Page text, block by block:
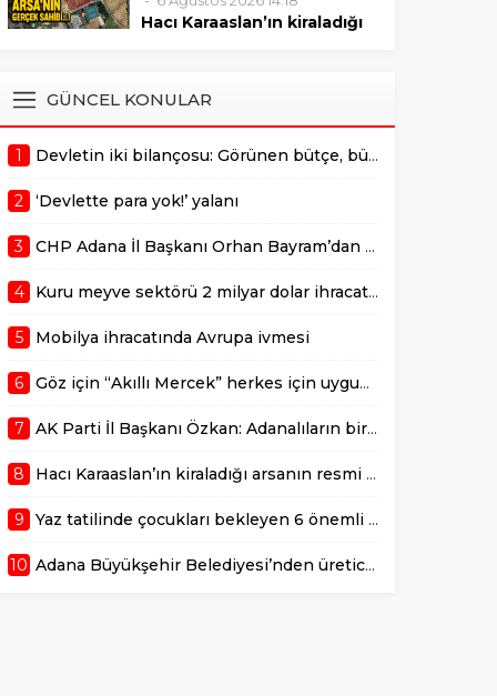
sonrasında verilmelidir."
Mustafa Özkan, Çukurova’da
dair usulsüzlük şüphelerini
gündeme taşıdı. Özkan,
sürecin takipçisi olduklarını
Hacı Karaaslan’ın kiraladığı
ADANA –
geçtiğimiz günlerde
Adana Büyükşehir
bölgesindeki yaklaşık 7,5
kiralanmasına ilişkin yeni
söz konusu...
GÜNCEL KONULAR
1 Devletin iki bilançosu: Görünen bütçe, bütçe dışı riskler ve hazineyi bekleyen yük
2 ‘Devlette para yok!’ yalanı
3 CHP Adana İl Başkanı Orhan Bayram’dan AK Parti İl Başkanı Mustafa Özkan’a cevap!
4 Kuru meyve sektörü 2 milyar dolar ihracat hedefi için Ankara’dan destek istedi
5 Mobilya ihracatında Avrupa ivmesi
6 Göz için “Akıllı Mercek” herkes için uygun mu?
7 AK Parti İl Başkanı Özkan: Adanalıların bir metrekare malını kimseye yedirmeyiz!
8 Hacı Karaaslan’ın kiraladığı arsanın resmi kiracısı bakın kim çıktı!
9 Yaz tatilinde çocukları bekleyen 6 önemli sağlık riski!
10 Adana Büyükşehir Belediyesi’nden üreticiye 168 adet süt sağım makinesi